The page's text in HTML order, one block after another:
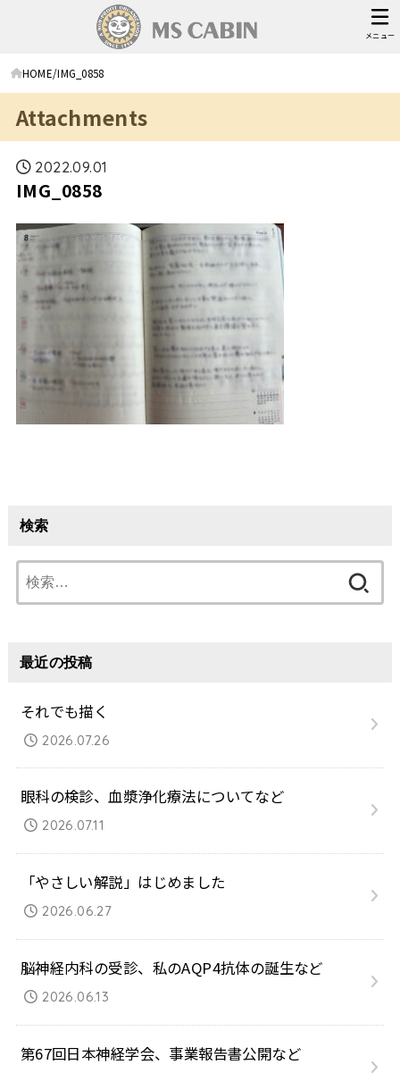
メニュー
HOME IMG_0858
Attachments
2022.09.01
IMG_0858
検索
索:
最近の投稿
それでも描く
2026.07.26
眼科の検診、血漿浄化療法についてなど
2026.07.11
「やさしい解説」はじめました
2026.06.27
脳神経内科の受診、私のAQP4抗体の誕生など
2026.06.13
第67回日本神経学会、事業報告書公開など